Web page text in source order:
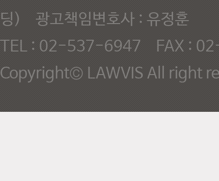
딩) 광고책임변호사 : 유정훈
TEL : 02-537-6947 FAX :
Copyright© LAWVIS All right